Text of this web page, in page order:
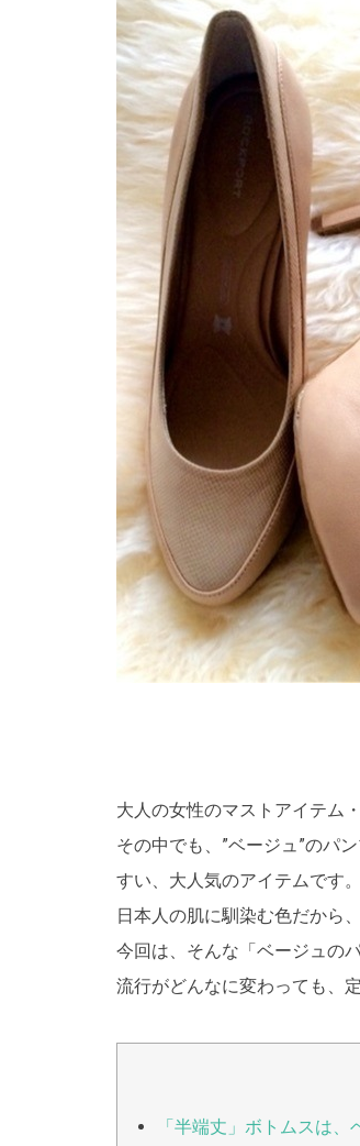
大人の女性のマストアイテム・
その中でも、”ベージュ”のパ
すい、大人気のアイテムです。
日本人の肌に馴染む色だから
今回は、そんな「ベージュの
流行がどんなに変わっても、
「半端丈」ボトムスは